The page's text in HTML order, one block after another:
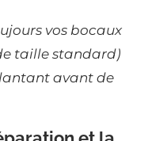
vos bocaux
taille standard)
avant de